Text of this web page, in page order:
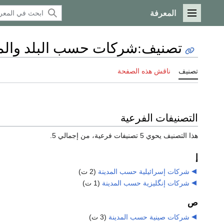
القائمة الرئيسية
المعرفة
تصنيف:شركات حسب البلد
تصنيف ناقش هذه الصفحة
التصنيفات الفرعية
هذا التصنيف يحوي 5 تصنيفات فرعية، من إجمالي 5.
شركات إسرائيلية حسب المدينة (2 ت)
شركات إنگليزية حسب المدينة (1 ت)
ص
شركات صينية حسب المدينة (3 ت)